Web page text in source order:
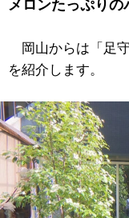
メロンたっぷりの
岡山からは「足
を紹介します。